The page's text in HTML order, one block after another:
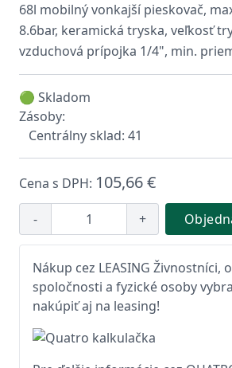
68l mobilný vonkajší pieskovač,
8.6bar, keramická tryska, veľkosť
vzduchová prípojka 1/4", min.
🟢 Skladom
Zásoby:
Centrálny sklad: 41
Cena s DPH: 105,66 €
- +
Nákup cez LEASING Živnostníci,
spoločnosti a fyzické osoby
nakúpiť aj na leasing!